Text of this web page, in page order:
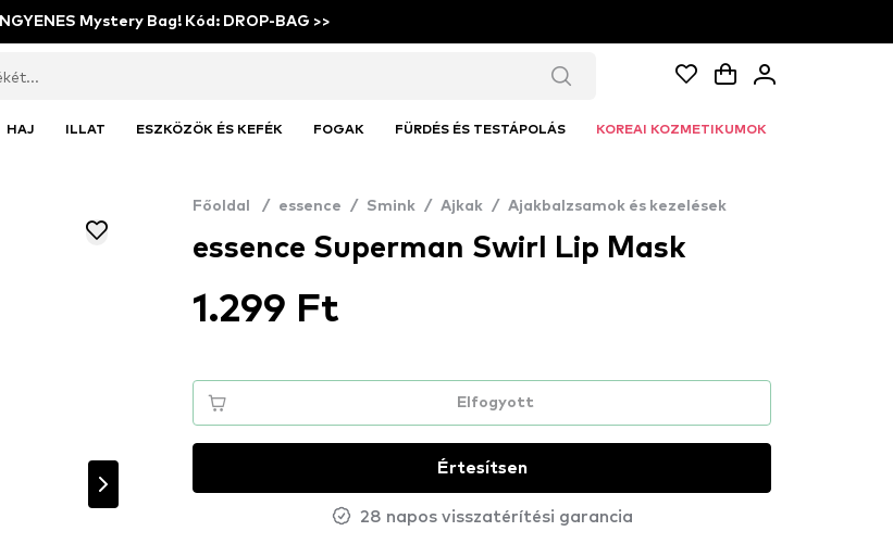
INGYENES Mystery Bag! Kód: DROP-BAG >>
HAJ ILLAT ESZKÖZÖK ÉS KEFÉK FOGAK FÜRDÉS ÉS TESTÁPOLÁS KOREAI KOZMETIKUMOK
Főoldal / essence / Smink / Ajkak / Ajakbalzsamok és kezelések
essence Superman Swirl Lip Mask
1.299 Ft
Elfogyott
Értesítsen
28 napos visszatérítési garancia